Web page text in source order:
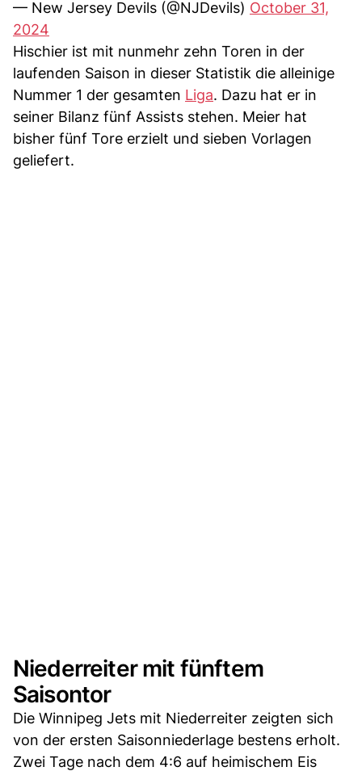
— New Jersey Devils (@NJDevils) October 31,
2024
Hischier ist mit nunmehr zehn Toren in der
laufenden Saison in dieser Statistik die alleinige
Nummer 1 der gesamten Liga. Dazu hat er in
seiner Bilanz fünf Assists stehen. Meier hat
bisher fünf Tore erzielt und sieben Vorlagen
geliefert.
Niederreiter mit fünftem
Saisontor
Die Winnipeg Jets mit Niederreiter zeigten sich
von der ersten Saisonniederlage bestens erholt.
Zwei Tage nach dem 4:6 auf heimischem Eis